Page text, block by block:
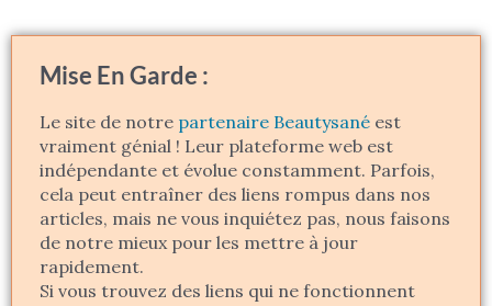
Mise En Garde :
Le site de notre partenaire Beautysané est
vraiment génial ! Leur plateforme web est
indépendante et évolue constamment. Parfois,
cela peut entraîner des liens rompus dans nos
articles, mais ne vous inquiétez pas, nous faisons
de notre mieux pour les mettre à jour
rapidement.
Si vous trouvez des liens qui ne fonctionnent